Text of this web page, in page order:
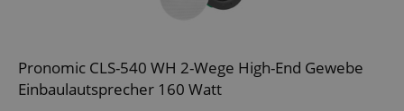
Pronomic CLS-540 WH 2-Wege High-End Gewebe
Einbaulautsprecher 160 Watt